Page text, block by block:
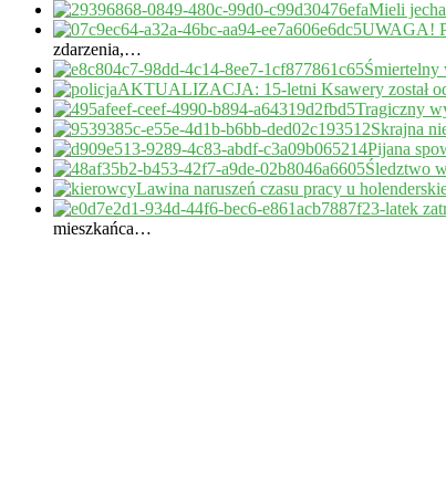
Mieli
UWAGA!
zdarzenia,…
AKTUALIZACJA: 15-letni Ksawery został
Tragiczny
Skrajna
Pijana
Śledztwo
Lawina naruszeń czasu pracy u
23-latek
mieszkańca…